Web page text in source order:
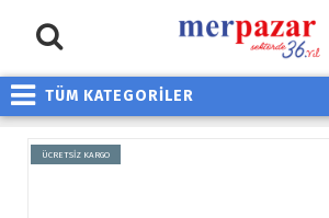
TÜM KATEGORİLER
ÜCRETSİZ KARGO